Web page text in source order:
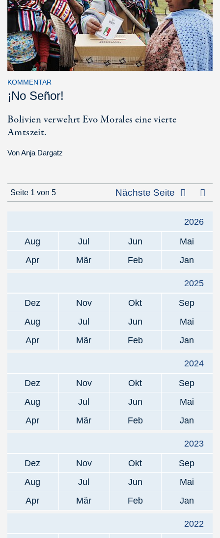
KOMMENTAR
¡No Señor!
Bolivien verwehrt Evo Morales eine vierte
Amtszeit.
VonAnja Dargatz
Seite 1 von 5 Nächste Seite
2026
Aug
Jul Jun
Mai
Apr
Mär Feb Jan
2025
Dez
Nov Okt
Sep
Aug
Jul Jun
Mai
Apr
Mär Feb Jan
2024
Dez
Nov Okt
Sep
Aug
Jul Jun
Mai
Apr
Mär Feb Jan
2023
Dez
Nov Okt
Sep
Aug
Jul Jun
Mai
Apr
Mär Feb Jan
2022